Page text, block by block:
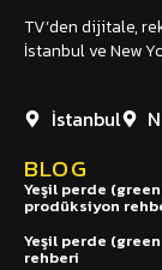
TV’den dijitale,
İstanbul ve New
İstanbul
BLOG
Yeşil perde
prodüksiyon
Yeşil perde
rehberi